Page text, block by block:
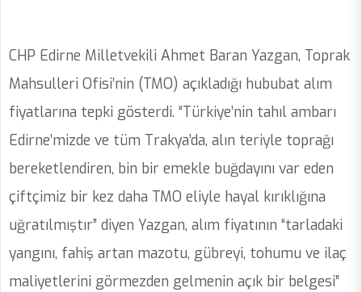
CHP Edirne Milletvekili Ahmet Baran Yazgan, Toprak
Mahsulleri Ofisi’nin (TMO) açıkladığı hububat alım
fiyatlarına tepki gösterdi. “Türkiye’nin tahıl ambarı
Edirne’mizde ve tüm Trakya’da, alın teriyle toprağı
bereketlendiren, bin bir emekle buğdayını var eden
çiftçimiz bir kez daha TMO eliyle hayal kırıklığına
uğratılmıştır” diyen Yazgan, alım fiyatının “tarladaki
yangını, fahiş artan mazotu, gübreyi, tohumu ve ilaç
maliyetlerini görmezden gelmenin açık bir belgesi”